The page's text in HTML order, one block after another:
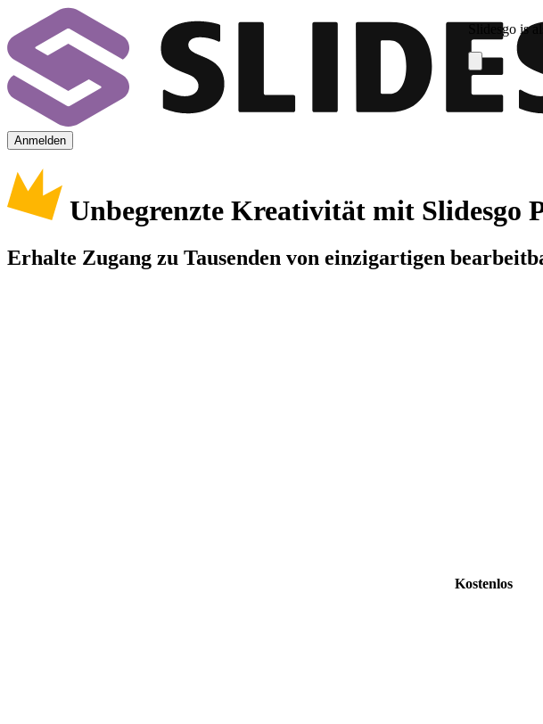
Slidesgo is
Anmelden
Unbegrenzte Kreativität mit Slidesgo
Erhalte Zugang zu Tausenden von einzigartigen
Kostenlos